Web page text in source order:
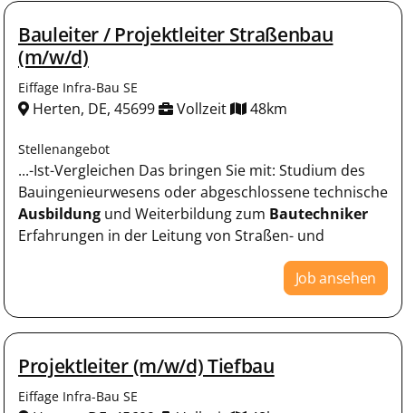
Bauleiter / Projektleiter Straßenbau
(m/w/d)
Eiffage Infra-Bau SE
Herten, DE, 45699 Vollzeit 48km
Stellenangebot
...-Ist-Vergleichen Das bringen Sie mit: Studium des
Bauingenieurwesens oder abgeschlossene technische
Ausbildung und Weiterbildung zum Bautechniker
Erfahrungen in der Leitung von Straßen- und
Job ansehen
Projektleiter (m/w/d) Tiefbau
Eiffage Infra-Bau SE